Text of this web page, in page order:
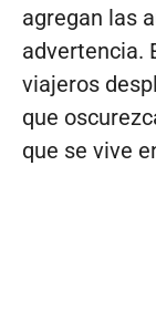
agregan las
advertencia.
viajeros
que
que se vive